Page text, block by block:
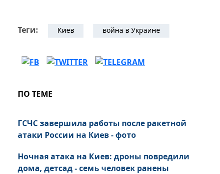
Теги: Киев война в Украине
ПО ТЕМЕ
ГСЧС завершила работы после ракетной
атаки России на Киев - фото
Ночная атака на Киев: дроны повредили
дома, детсад - семь человек ранены